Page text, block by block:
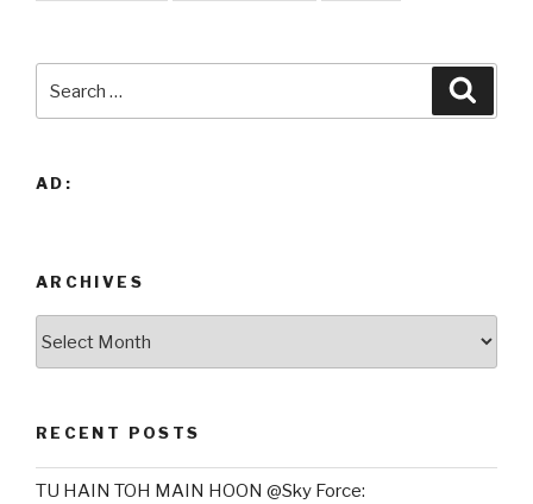
for:
AD:
ARCHIVES
RECENT POSTS
TU HAIN TOH MAIN HOON @Sky Force: